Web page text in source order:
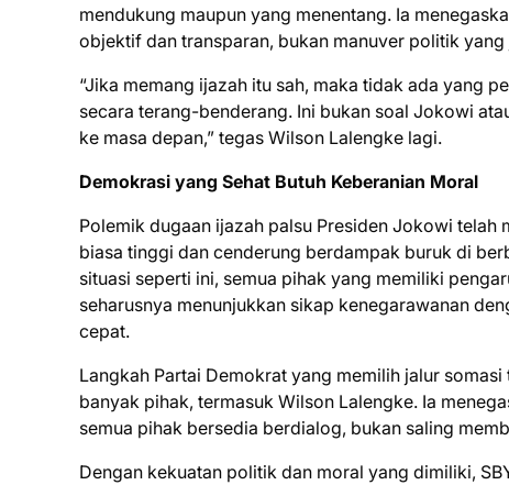
mendukung maupun yang menentang. Ia
objektif dan transparan, bukan manuver politik
“Jika memang ijazah itu sah, maka tidak ada yang
secara terang-benderang. Ini bukan soal Jokowi
ke masa depan,” tegas Wilson Lalengke lagi.
Demokrasi yang Sehat Butuh Keberanian Moral
Polemik dugaan ijazah palsu Presiden Jokowi
biasa tinggi dan cenderung berdampak buruk di
situasi seperti ini, semua pihak yang memiliki
seharusnya menunjukkan sikap kenegarawanan
cepat.
Langkah Partai Demokrat yang memilih jalur
banyak pihak, termasuk Wilson Lalengke. Ia
semua pihak bersedia berdialog, bukan saling
Dengan kekuatan politik dan moral yang dimiliki,